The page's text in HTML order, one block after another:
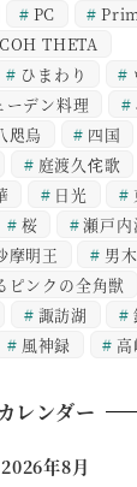
PC
THETA
ひまわり
ーデン料理
咫烏 四国
庭渡久侘歌
日光
桜
瀬戸内
摩明王 男
ピンクの全角獣
諏訪湖
風神録
カレンダー
2026年8月